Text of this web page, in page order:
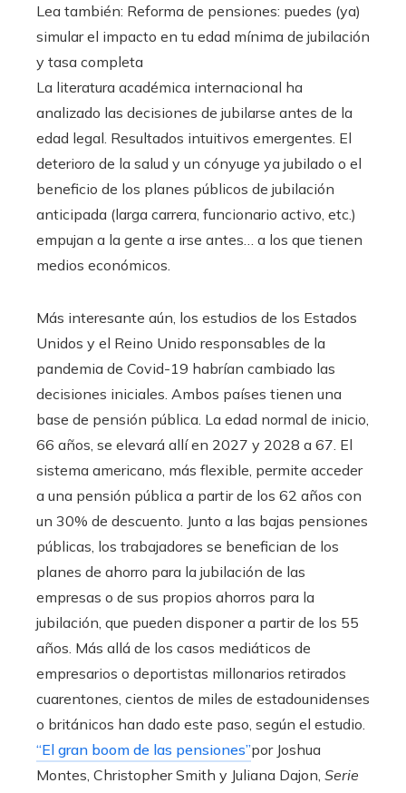
Lea también: Reforma de pensiones: puedes (ya)
simular el impacto en tu edad mínima de jubilación
y tasa completa
La literatura académica internacional ha
analizado las decisiones de jubilarse antes de la
edad legal. Resultados intuitivos emergentes. El
deterioro de la salud y un cónyuge ya jubilado o el
beneficio de los planes públicos de jubilación
anticipada (larga carrera, funcionario activo, etc.)
empujan a la gente a irse antes… a los que tienen
medios económicos.
Más interesante aún, los estudios de los Estados
Unidos y el Reino Unido responsables de la
pandemia de Covid-19 habrían cambiado las
decisiones iniciales. Ambos países tienen una
base de pensión pública. La edad normal de inicio,
66 años, se elevará allí en 2027 y 2028 a 67. El
sistema americano, más flexible, permite acceder
a una pensión pública a partir de los 62 años con
un 30% de descuento. Junto a las bajas pensiones
públicas, los trabajadores se benefician de los
planes de ahorro para la jubilación de las
empresas o de sus propios ahorros para la
jubilación, que pueden disponer a partir de los 55
años. Más allá de los casos mediáticos de
empresarios o deportistas millonarios retirados
cuarentones, cientos de miles de estadounidenses
o británicos han dado este paso, según el estudio.
“El gran boom de las pensiones”por Joshua
Montes, Christopher Smith y Juliana Dajon, Serie